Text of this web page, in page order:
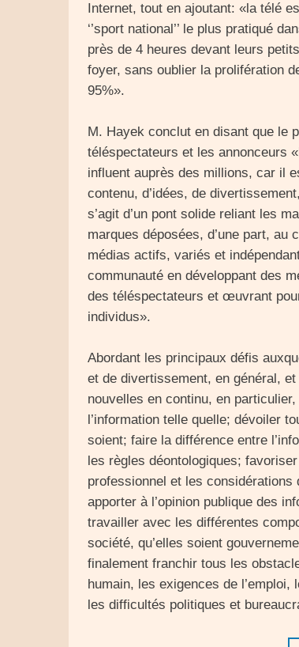
Internet, tout en ajoutant: «la télé
‘’sport national’’ le plus pratiqué
près de 4 heures devant leurs
foyer, sans oublier la prolifération
95%».
M. Hayek conclut en disant que le
téléspectateurs et les annonceurs
influent auprès des millions, car il
contenu, d’idées, de
s’agit d’un pont solide reliant les
marques déposées, d’une part, au
médias actifs, variés et
communauté en développant des
des téléspectateurs et œuvrant
individus».
Abordant les principaux défis
et de divertissement, en général,
nouvelles en continu, en
l’information telle quelle; dévoiler
soient; faire la différence entre
les règles déontologiques;
professionnel et les considérations
apporter à l’opinion publique des
travailler avec les différentes
société, qu’elles soient
finalement franchir tous les
humain, les exigences de
les difficultés politiques et